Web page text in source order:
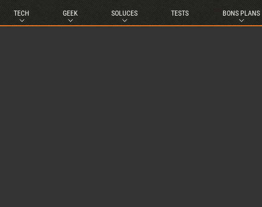
TECH GEEK SOLUCES TESTS BONS PLANS